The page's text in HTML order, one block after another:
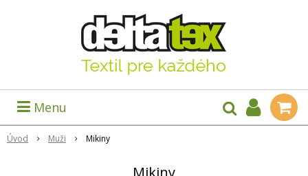
Menu
Úvod Muži Mikiny
Mikiny